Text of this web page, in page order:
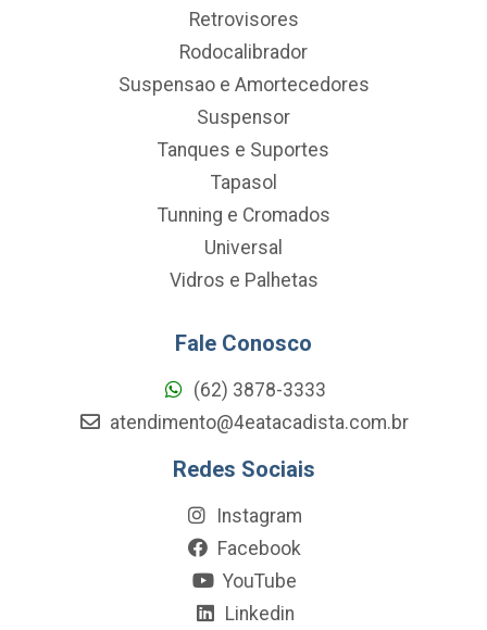
Retrovisores
Rodocalibrador
Suspensao e Amortecedores
Suspensor
Tanques e Suportes
Tapasol
Tunning e Cromados
Universal
Vidros e Palhetas
Fale Conosco
(62) 3878-3333
atendimento@4eatacadista.com.br
Redes Sociais
Instagram
Facebook
YouTube
Linkedin